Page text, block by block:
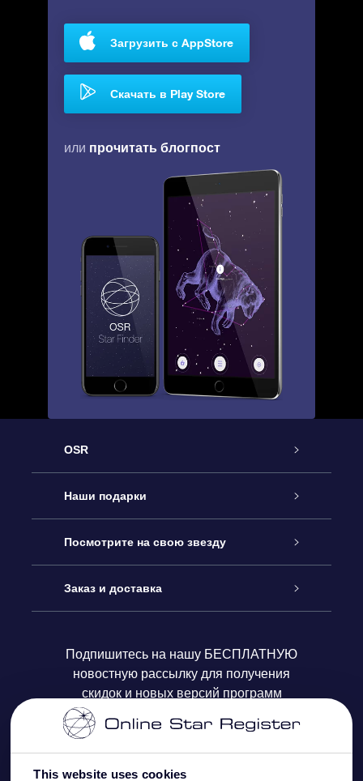
This website uses cookies
Загрузить с AppStore
Скачать в Play Store
или прочитать блогпост
OSR
Обслуживание
Как с нами связаться
Блог
Отзывы
Наши подарки
Онлайн подарок Online Star Gift
Подарочный набор OSR
Подарочная карта OSR
Корпоративные подарки
Посмотрите на свою звезду
Звездный реестр
Персонализированная страница Star Page
One Million Stars
OSR Starsaver
Заказ и доставка
Платежная информация
Информация по доставке
Политика возврата
Подпишитесь на нашу БЕСПЛАТНУЮ
новостную рассылку для получения
скидок и новых версий программ